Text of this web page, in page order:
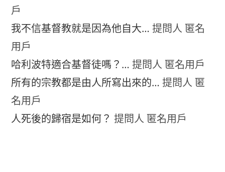
戶
我不信基督教就是因為他自大… 提問人 匿名
用戶
哈利波特適合基督徒嗎？… 提問人 匿名用戶
所有的宗教都是由人所寫出來的… 提問人 匿
名用戶
人死後的歸宿是如何？ 提問人 匿名用戶